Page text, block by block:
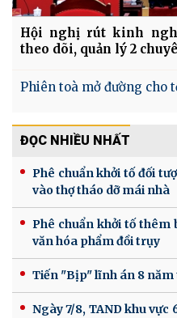
Hội nghị rút kinh
theo dõi, quản lý 2
Phiên toà mở đường cho
ĐỌC NHIỀU NHẤT
Phê chuẩn khởi tố đối
vào thợ tháo dỡ mái nhà
Phê chuẩn khởi tố
văn hóa phẩm đồi trụy
Tiến "Bịp" lĩnh án 8 năm
Ngày 7/8, TAND khu